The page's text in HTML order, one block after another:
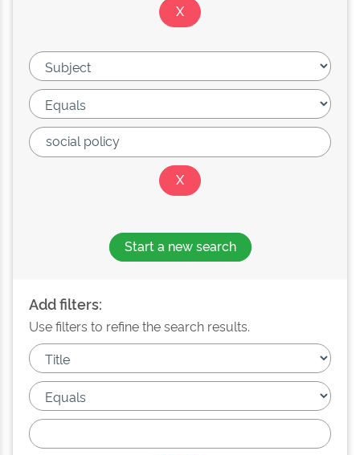
Start a new search
Add filters:
Use filters to refine the search results.